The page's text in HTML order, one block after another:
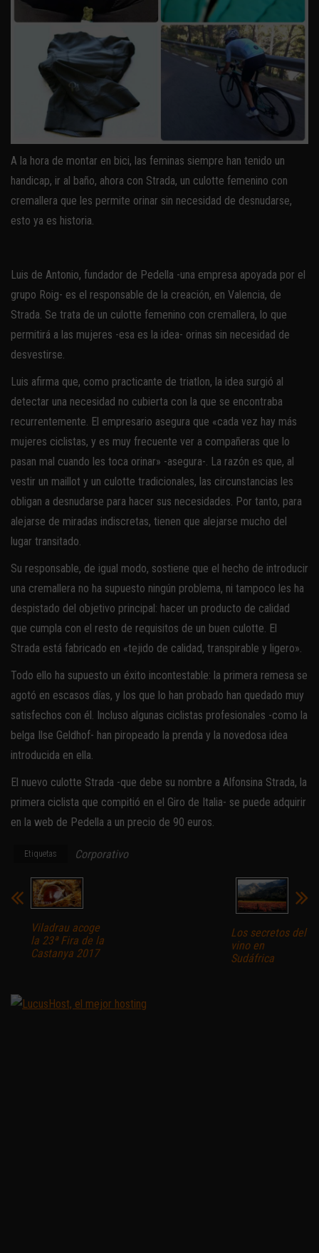
A la hora de montar en bici, las feminas siempre han tenido un
handicap, ir al baño, ahora con Strada, un culotte femenino con
cremallera que les permite orinar sin necesidad de desnudarse,
esto ya es historia.
Luis de Antonio, fundador de Pedella -una empresa apoyada por el
grupo Roig- es el responsable de la creación, en Valencia, de
Strada. Se trata de un culotte femenino con cremallera, lo que
permitirá a las mujeres -esa es la idea- orinas sin necesidad de
desvestirse.
Luis afirma que, como practicante de triatlon, la idea surgió al
detectar una necesidad no cubierta con la que se encontraba
recurrentemente. El empresario asegura que «cada vez hay más
mujeres ciclistas, y es muy frecuente ver a compañeras que lo
pasan mal cuando les toca orinar» -asegura-. La razón es que, al
vestir un maillot y un culotte tradicionales, las circunstancias les
obligan a desnudarse para hacer sus necesidades. Por tanto, para
alejarse de miradas indiscretas, tienen que alejarse mucho del
lugar transitado.
Su responsable, de igual modo, sostiene que el hecho de introducir
una cremallera no ha supuesto ningún problema, ni tampoco les ha
despistado del objetivo principal: hacer un producto de calidad
que cumpla con el resto de requisitos de un buen culotte. El
Strada está fabricado en «tejido de calidad, transpirable y ligero».
Todo ello ha supuesto un éxito incontestable: la primera remesa se
agotó en escasos días, y los que lo han probado han quedado muy
satisfechos con él. Incluso algunas ciclistas profesionales -como la
belga Ilse Geldhof- han piropeado la prenda y la novedosa idea
introducida en ella.
El nuevo culotte Strada -que debe su nombre a Alfonsina Strada, la
primera ciclista que compitió en el Giro de Italia- se puede adquirir
en la web de Pedella a un precio de 90 euros.
Etiquetas Corporativo
Viladrau acoge
la 23ª Fira de la
Castanya 2017
Los secretos del
vino en
Sudáfrica